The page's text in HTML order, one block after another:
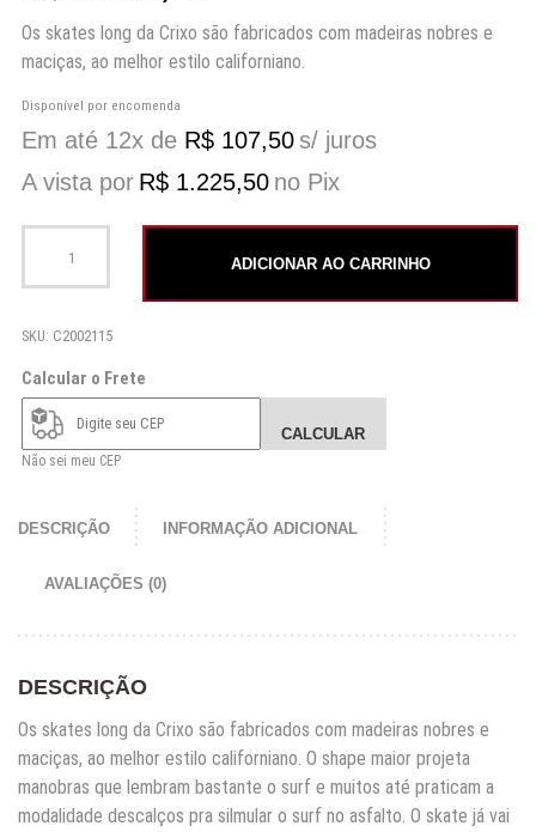
Os skates long da Crixo são fabricados com madeiras nobres e
maciças, ao melhor estilo californiano.
Disponível por encomenda
Em até 12x de R$107,50s/ juros
A vista por R$1.225,50 no Pix
Skate Longboard CXO Amazonas quantidade
ADICIONAR AO CARRINHO
SKU: C2002115
Calcular o Frete
CALCULAR
Não sei meu CEP
DESCRIÇÃO INFORMAÇÃO ADICIONAL
AVALIAÇÕES (0)
DESCRIÇÃO
Os skates long da Crixo são fabricados com madeiras nobres e
maciças, ao melhor estilo californiano. O shape maior projeta
manobras que lembram bastante o surf e muitos até praticam a
modalidade descalços pra silmular o surf no asfalto. O skate já vai